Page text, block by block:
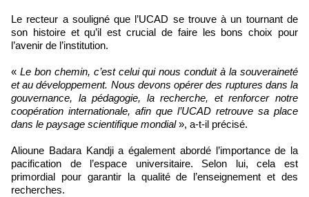
Le recteur a souligné que l’UCAD se trouve à un tournant de
son histoire et qu’il est crucial de faire les bons choix pour
l’avenir de l’institution.
« Le bon chemin, c’est celui qui nous conduit à la souveraineté
et au développement. Nous devons opérer des ruptures dans la
gouvernance, la pédagogie, la recherche, et renforcer notre
coopération internationale, afin que l’UCAD retrouve sa place
dans le paysage scientifique mondial», a-t-il précisé.
Alioune Badara Kandji a également abordé l’importance de la
pacification de l’espace universitaire. Selon lui, cela est
primordial pour garantir la qualité de l’enseignement et des
recherches.